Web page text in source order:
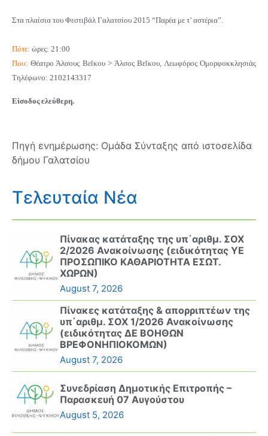
Στα πλαίσια του Φεστιβάλ Γαλατσίου 2015 “Παρέα με τ’ αστέρια”.
Πότε: ώρες: 21:00
Που: Θέατρο Άλσους Βεΐκου > Άλσος Βεΐκου, Λεωφόρος Ομορφοκκλησιάς
Τηλέφωνο: 2102143317
Είσοδος ελεύθερη.
Πηγή ενημέρωσης: Ομάδα Σύνταξης από ιστοσελίδα
δήμου Γαλατσίου
Τελευταία Νέα
Πίνακας κατάταξης της υπ΄αριθμ. ΣΟΧ
2/2026 Ανακοίνωσης (ειδικότητας ΥΕ
ΠΡΟΣΩΠΙΚΟ ΚΑΘΑΡΙΟΤΗΤΑ ΕΣΩΤ.
ΧΩΡΩΝ)
August 7, 2026
Πίνακες κατάταξης & απορριπτέων της
υπ΄αριθμ. ΣΟΧ 1/2026 Ανακοίνωσης
(ειδικότητας ΔΕ ΒΟΗΘΩΝ
ΒΡΕΦΟΝΗΠΙΟΚΟΜΩΝ)
August 7, 2026
Συνεδρίαση Δημοτικής Επιτροπής –
Παρασκευή 07 Αυγούστου
August 5, 2026